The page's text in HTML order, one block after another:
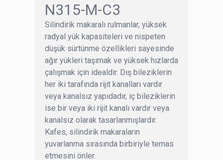
N315-M-C3
Silindirik makaralı rulmanlar, yüksek
radyal yük kapasiteleri ve nispeten
düşük sürtünme özellikleri sayesinde
ağır yükleri taşımak ve yüksek hızlarda
çalışmak için idealdir. Dış bileziklerin
her iki tarafında rijit kanalları vardır
veya kanalsız yapıdadır, iç bileziklerin
ise bir veya iki rijit kanalı vardır veya
kanalsız olarak tasarlanmışlardır.
Kafes, silindirik makaraların
yuvarlanma sırasında birbiriyle temas
etmesini önler.